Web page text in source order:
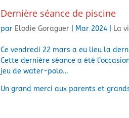
Dernière séance de piscine
par Elodie Goraguer Mar 2024 La
Ce vendredi 22 mars a eu lieu la
Cette dernière séance a été
jeu de water-polo…
Un grand merci aux parents et